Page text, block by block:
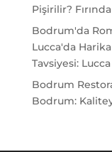
Pişirilir?
Bodrum'da
Lucca'da
Tavsiyesi: Lucca
Bodrum
Bodrum: